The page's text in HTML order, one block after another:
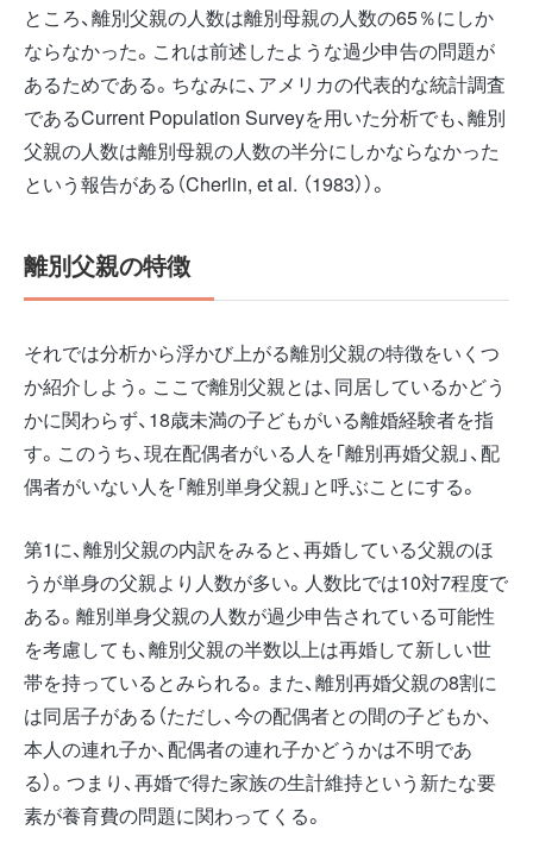
ところ、離別父親の人数は離別母親の人数の65％にしか
ならなかった。これは前述したような過少申告の問題が
あるためである。ちなみに、アメリカの代表的な統計調査
であるCurrent Population Surveyを用いた分析でも、離別
父親の人数は離別母親の人数の半分にしかならなかった
という報告がある（Cherlin, et al. （1983））。
離別父親の特徴
それでは分析から浮かび上がる離別父親の特徴をいくつ
か紹介しよう。ここで離別父親とは、同居しているかどう
かに関わらず、18歳未満の子どもがいる離婚経験者を指
す。このうち、現在配偶者がいる人を「離別再婚父親」、配
偶者がいない人を「離別単身父親」と呼ぶことにする。
第1に、離別父親の内訳をみると、再婚している父親のほ
うが単身の父親より人数が多い。人数比では10対7程度で
ある。離別単身父親の人数が過少申告されている可能性
を考慮しても、離別父親の半数以上は再婚して新しい世
帯を持っているとみられる。また、離別再婚父親の8割に
は同居子がある（ただし、今の配偶者との間の子どもか、
本人の連れ子か、配偶者の連れ子かどうかは不明であ
る）。つまり、再婚で得た家族の生計維持という新たな要
素が養育費の問題に関わってくる。